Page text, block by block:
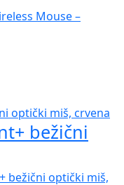
Mouse –
bežični
bežični optički miš,